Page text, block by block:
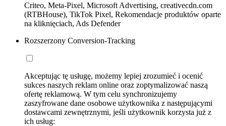
Criteo, Meta-Pixel, Microsoft Advertising, creativecdn.com
(RTBHouse), TikTok Pixel, Rekomendacje produktów oparte
na kliknięciach, Ads Defender
Rozszerzony Conversion-Tracking
Akceptując tę usługę, możemy lepiej zrozumieć i ocenić
sukces naszych reklam online oraz zoptymalizować naszą
ofertę reklamową. W tym celu synchronizujemy
zaszyfrowane dane osobowe użytkownika z następującymi
dostawcami zewnętrznymi, jeśli użytkownik korzysta już z
ich usług: